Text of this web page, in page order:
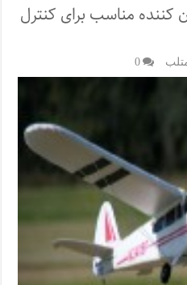
کننده مناسب برای کنترل
0